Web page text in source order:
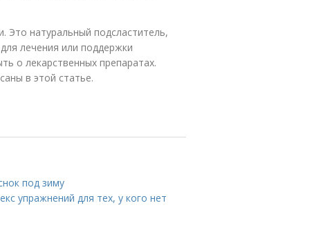
Это натуральный подсластитель,
лечения или поддержки
о лекарственных препаратах.
в этой статье.
под зиму
упражнений для тех, у кого нет